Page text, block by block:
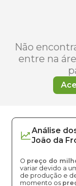
Não
entre na
Análise
João da
O preço do
variar devido a
de produção e
momento os